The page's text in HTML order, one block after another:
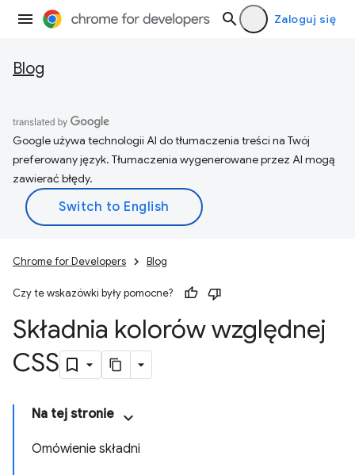
Zaloguj się
Blog
Google używa technologii AI do tłumaczenia treści na Twój
preferowany język. Tłumaczenia wygenerowane przez AI mogą
zawierać błędy.
Chrome for Developers Blog
Czy te wskazówki były pomocne?
Składnia kolorów względnej
CSS
Na tej stronie
Omówienie składni